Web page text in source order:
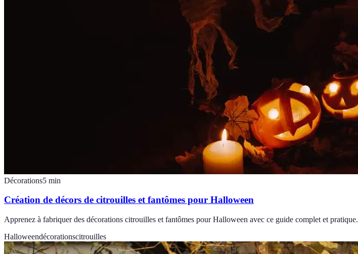
Décorations5 min
Création de décors de citrouilles et fantômes pour Halloween
Apprenez à fabriquer des décorations citrouilles et fantômes pour Halloween avec ce guide complet et pratique.
Halloweendécorationscitrouilles